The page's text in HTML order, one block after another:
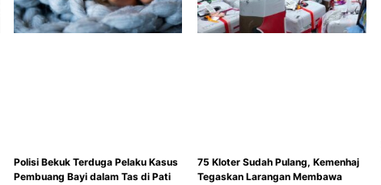
Polisi Bekuk Terduga Pelaku Kasus
Pembuang Bayi dalam Tas di Pati
75 Kloter Sudah Pulang, Kemenhaj
Tegaskan Larangan Membawa